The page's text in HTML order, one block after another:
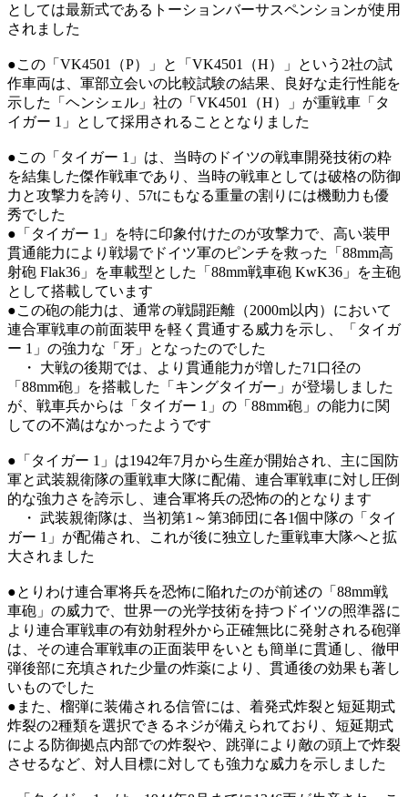
としては最新式であるトーションバーサスペンションが使用
されました
●この「VK4501（P）」と「VK4501（H）」という2社の試
作車両は、軍部立会いの比較試験の結果、良好な走行性能を
示した「ヘンシェル」社の「VK4501（H）」が重戦車「タ
イガー 1」として採用されることとなりました
●この「タイガー 1」は、当時のドイツの戦車開発技術の粋
を結集した傑作戦車であり、当時の戦車としては破格の防御
力と攻撃力を誇り、57tにもなる重量の割りには機動力も優
秀でした
●「タイガー 1」を特に印象付けたのが攻撃力で、高い装甲
貫通能力により戦場でドイツ軍のピンチを救った「88mm高
射砲 Flak36」を車載型とした「88mm戦車砲 KwK36」を主砲
として搭載しています
●この砲の能力は、通常の戦闘距離（2000m以内）において
連合軍戦車の前面装甲を軽く貫通する威力を示し、「タイガ
ー 1」の強力な「牙」となったのでした
・ 大戦の後期では、より貫通能力が増した71口径の
「88mm砲」を搭載した「キングタイガー」が登場しました
が、戦車兵からは「タイガー 1」の「88mm砲」の能力に関
しての不満はなかったようです
●「タイガー 1」は1942年7月から生産が開始され、主に国防
軍と武装親衛隊の重戦車大隊に配備、連合軍戦車に対し圧倒
的な強力さを誇示し、連合軍将兵の恐怖の的となります
・ 武装親衛隊は、当初第1～第3師団に各1個中隊の「タイ
ガー 1」が配備され、これが後に独立した重戦車大隊へと拡
大されました
●とりわけ連合軍将兵を恐怖に陥れたのが前述の「88mm戦
車砲」の威力で、世界一の光学技術を持つドイツの照準器に
より連合軍戦車の有効射程外から正確無比に発射される砲弾
は、その連合軍戦車の正面装甲をいとも簡単に貫通し、徹甲
弾後部に充填された少量の炸薬により、貫通後の効果も著し
いものでした
●また、榴弾に装備される信管には、着発式炸裂と短延期式
炸裂の2種類を選択できるネジが備えられており、短延期式
による防御拠点内部での炸裂や、跳弾により敵の頭上で炸裂
させるなど、対人目標に対しても強力な威力を示しました